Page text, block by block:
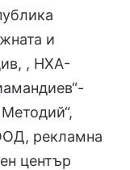
и
, НХА-
рекламна
център